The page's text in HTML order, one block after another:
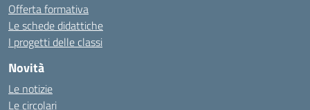
Offerta formativa
Le schede didattiche
I progetti delle classi
Novità
Le notizie
Le circolari